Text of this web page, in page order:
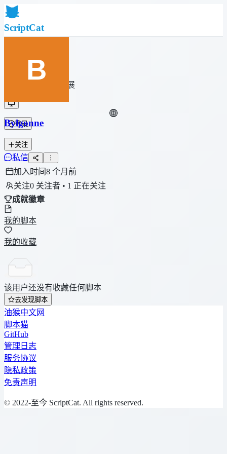
ScriptCat
社区
脚本列表
浏览器扩展
登录
Bylgonne
关注
私信
加入时间8 个月前
关注0 关注者 • 1 正在关注
成就徽章
我的脚本
我的收藏
该用户还没有收藏任何脚本
去发现脚本
油猴中文网
脚本猫
GitHub
管理日志
服务协议
隐私政策
免责声明
© 2022-至今 ScriptCat. All rights reserved.